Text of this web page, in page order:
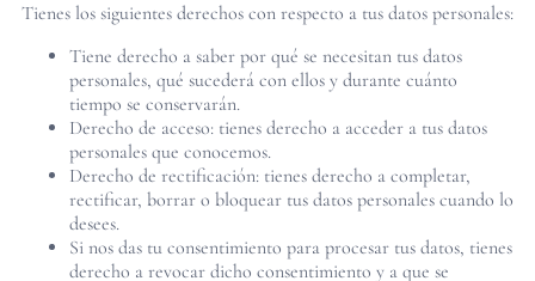
Tienes los siguientes derechos con respecto a tus datos personales:
Tiene derecho a saber por qué se necesitan tus datos
personales, qué sucederá con ellos y durante cuánto
tiempo se conservarán.
Derecho de acceso: tienes derecho a acceder a tus datos
personales que conocemos.
Derecho de rectificación: tienes derecho a completar,
rectificar, borrar o bloquear tus datos personales cuando lo
desees.
Si nos das tu consentimiento para procesar tus datos, tienes
derecho a revocar dicho consentimiento y a que se